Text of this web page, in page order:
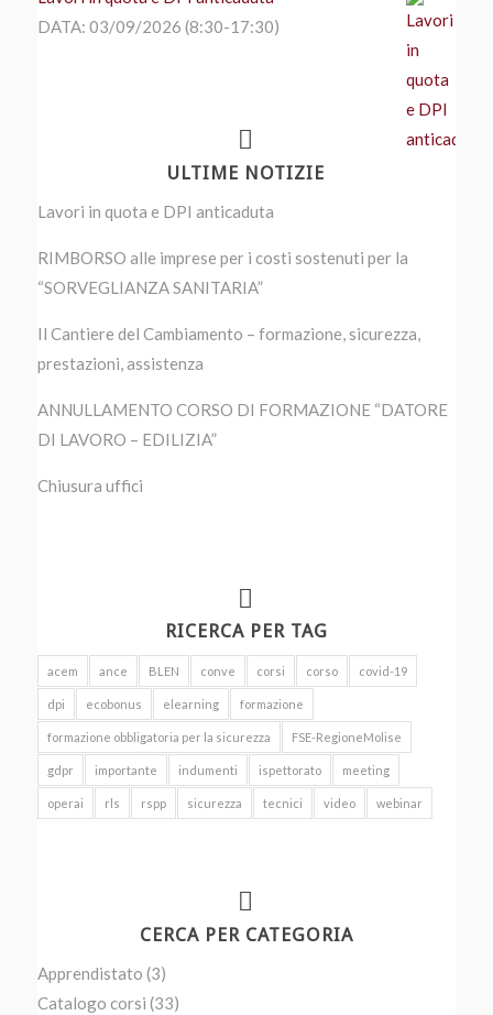
DATA: 03/09/2026 (8:30-17:30)
ULTIME NOTIZIE
Lavori in quota e DPI anticaduta
RIMBORSO alle imprese per i costi sostenuti per la
“SORVEGLIANZA SANITARIA”
Il Cantiere del Cambiamento – formazione, sicurezza,
prestazioni, assistenza
ANNULLAMENTO CORSO DI FORMAZIONE “DATORE
DI LAVORO – EDILIZIA”
Chiusura uffici
RICERCA PER TAG
acem ance BLEN conve corsi corso covid-19
dpi ecobonus elearning formazione
formazione obbligatoria per la sicurezza FSE-RegioneMolise
gdpr importante indumenti ispettorato meeting
operai rls rspp sicurezza tecnici video webinar
CERCA PER CATEGORIA
Apprendistato (3)
Catalogo corsi (33)